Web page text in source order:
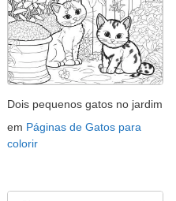
Dois pequenos gatos no jardim
em Páginas de Gatos para
colorir